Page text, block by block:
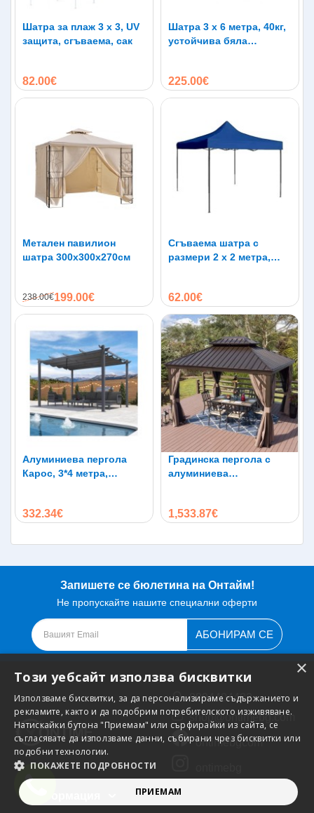
Шатра за плаж 3 х 3, UV
защита, сгъваема, сак
82.00€
Шатра 3 х 6 метра, 40кг,
устойчива бяла
225.00€
Метален павилион
шатра 300х300х270см
238.00€199.00€
Сгъваема шатра с
размери 2 х 2 метра,
62.00€
Алуминиева пергола
Карос, 3*4 метра,
332.34€
Градинска пергола с
алуминиева
1,533.87€
Запишете се бюлетина на Онтайм!
Не пропускайте нашите специални оферти
АБОНИРАМ СЕ
0894404402
shop@ontimebg.com
ontimebgcom
×
Този уебсайт използва бисквитки
Използваме бисквитки, за да персонализираме съдържанието и
рекламите, както и да подобрим потребителското изживяване.
Натискайки бутона "Приемам" или сърфирайки из сайта, се
съгласявате да използваме данни, събирани чрез бисквитки или
подобни технологии.
ПОКАЖЕТЕ ПОДРОБНОСТИ
ПРИЕМАМ